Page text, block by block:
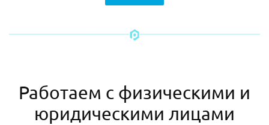
Работаем с физическими и
юридическими лицами